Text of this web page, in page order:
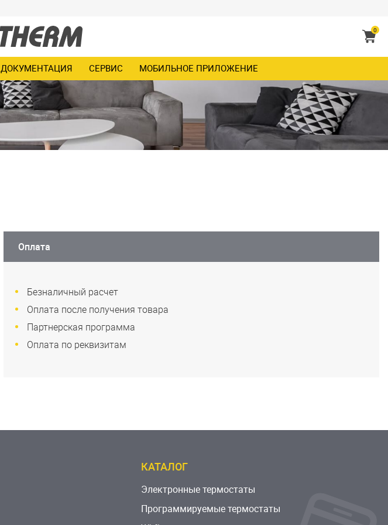
0
ДОКУМЕНТАЦИЯ СЕРВИС МОБИЛЬНОЕ ПРИЛОЖЕНИЕ
Оплата
Безналичный расчет
Оплата после получения товара
Партнерская программа
Оплата по реквизитам
КАТАЛОГ
Электронные термостаты
Программируемые термостаты